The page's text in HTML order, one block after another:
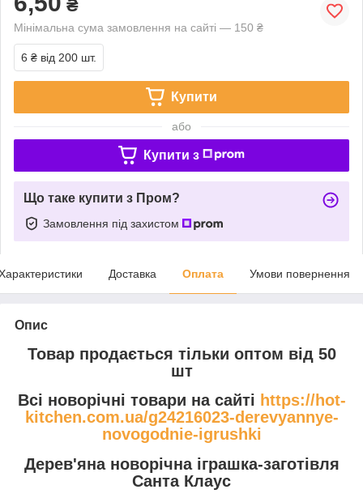
₴
Мінімальна сума замовлення на сайті — 150 ₴
6 ₴ від 200 шт.
Купити
або
Купити з
Що таке купити з Пром?
Замовлення під захистом
Доставка Оплата Умови повернення
Опис
Товар продається тільки оптом від 50
шт
Всі новорічні товари на сайті https://hot-
kitchen.com.ua/g24216023-derevyannye-
novogodnie-igrushki
Дерев'яна новорічна іграшка-заготівля
Санта Клаус